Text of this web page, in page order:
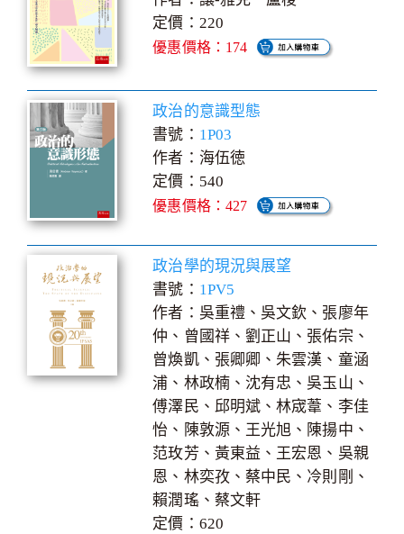
定價：220
優惠價格：174
政治的意識型態
書號： 1P03
作者：海伍徳
定價：540
優惠價格：427
政治學的現況與展望
書號： 1PV5
作者：吳重禮、吳文欽、張廖年
仲、曾國祥、劉正山、張佑宗、
曾煥凱、張卿卿、朱雲漢、童涵
浦、林政楠、沈有忠、吳玉山、
傅澤民、邱明斌、林宬葦、李佳
怡、陳敦源、王光旭、陳揚中、
范玫芳、黃東益、王宏恩、吳親
恩、林奕孜、蔡中民、冷則剛、
賴潤瑤、蔡文軒
定價：620